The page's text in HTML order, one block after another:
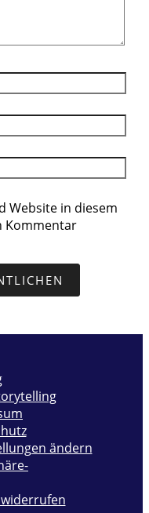
Website in diesem
Kommentar
ändern